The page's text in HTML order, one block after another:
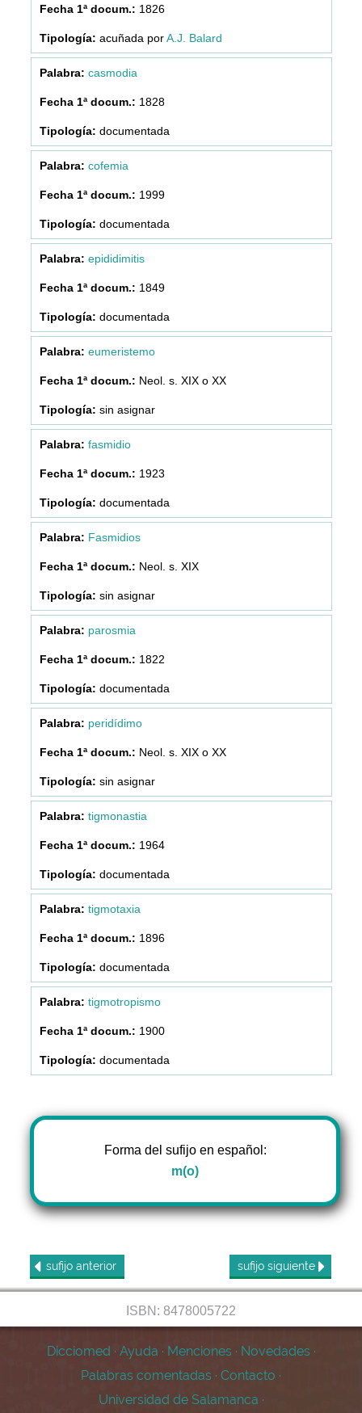
1826
acuñada porA.J. Balard
casmodia
1828
documentada
cofemia
1999
documentada
epididimitis
1849
documentada
eumeristemo
Neol. s. XIX o XX
sin asignar
fasmidio
1923
documentada
Fasmidios
Neol. s. XIX
sin asignar
parosmia
1822
documentada
peridídimo
Neol. s. XIX o XX
sin asignar
tigmonastia
1964
documentada
tigmotaxia
1896
documentada
tigmotropismo
1900
documentada
Forma del sufijo en español:
m(o)
sufijo anterior sufijo siguiente
ISBN: 8478005722
Dicciomed · Ayuda · Menciones · Novedades ·
Palabras comentadas · Contacto ·
Universidad de Salamanca ·